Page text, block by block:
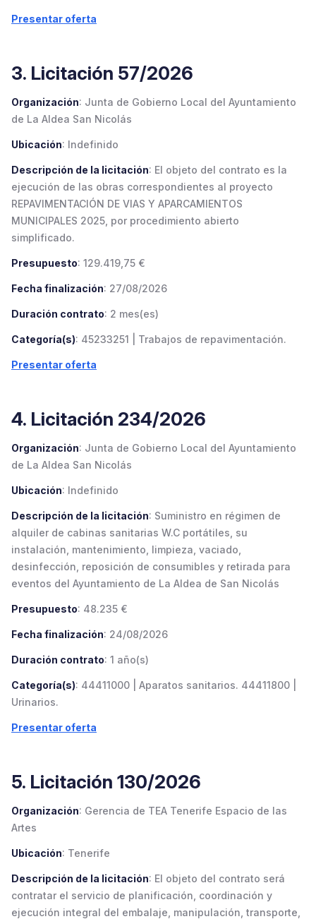
Presentar oferta
3. Licitación 57/2026
Organización: Junta de Gobierno Local del Ayuntamiento
de La Aldea San Nicolás
Ubicación: Indefinido
Descripción de la licitación: El objeto del contrato es la
ejecución de las obras correspondientes al proyecto
REPAVIMENTACIÓN DE VIAS Y APARCAMIENTOS
MUNICIPALES 2025, por procedimiento abierto
simplificado.
Presupuesto: 129.419,75 €
Fecha finalización: 27/08/2026
Duración contrato: 2 mes(es)
Categoría(s): 45233251 | Trabajos de repavimentación.
Presentar oferta
4. Licitación 234/2026
Organización: Junta de Gobierno Local del Ayuntamiento
de La Aldea San Nicolás
Ubicación: Indefinido
Descripción de la licitación: Suministro en régimen de
alquiler de cabinas sanitarias W.C portátiles, su
instalación, mantenimiento, limpieza, vaciado,
desinfección, reposición de consumibles y retirada para
eventos del Ayuntamiento de La Aldea de San Nicolás
Presupuesto: 48.235 €
Fecha finalización: 24/08/2026
Duración contrato: 1 año(s)
Categoría(s): 44411000 | Aparatos sanitarios. 44411800 |
Urinarios.
Presentar oferta
5. Licitación 130/2026
Organización: Gerencia de TEA Tenerife Espacio de las
Artes
Ubicación: Tenerife
Descripción de la licitación: El objeto del contrato será
contratar el servicio de planificación, coordinación y
ejecución integral del embalaje, manipulación, transporte,